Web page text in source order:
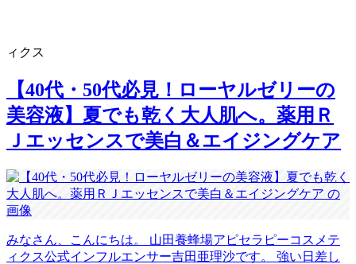
ィクス
【40代・50代必見！ローヤルゼリーの
美容液】夏でも乾く大人肌へ。薬用Ｒ
Ｊエッセンスで美白＆エイジングケア
みなさん、こんにちは。 山田養蜂場アピセラピーコスメテ
ィクス公式インフルエンサー吉田亜理沙です。 強い日差し